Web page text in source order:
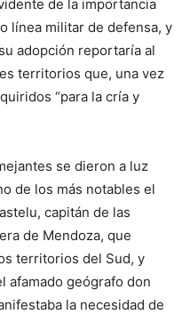
de la importancia
línea militar de defensa, y
adopción reportaría al
territorios que, una vez
“para la cría y
se dieron a luz
de los más notables el
capitán de las
de Mendoza, que
territorios del Sud, y
afamado geógrafo don
la necesidad de